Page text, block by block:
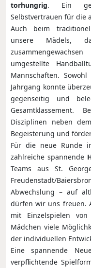
torhungrig. Ein
Selbstvertrauen für die
Auch beim
unsere Mädels,
umgestellte
Mannschaften.
Jahrgang konnte
gegenseitig und
Gesamtklassement.
Disziplinen neben
Begeisterung und
Für die neue Runde
zahlreiche spannende
Teams aus St.
Freudenstadt/
Abwechslung – auf
dürfen wir uns freuen.
mit Einzelspielen
Mädchen viele
der individuellen
Eine spannende
verpflichtende